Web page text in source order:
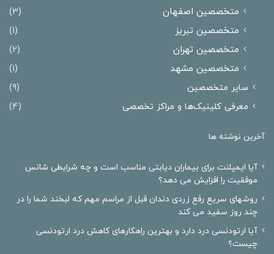
متخصصین اصفهان
(3)
متخصصین تبریز
(1)
متخصصین تهران
(2)
متخصصین مشهد
(1)
سایر متخصصین
(9)
معرفی کلینیک‌ها و مراکز تخصصی
(4)
آخرین نوشته ها
آیا ایمپلنت برای بیماران دیابتی مناسب است و چه شرایطی شانس
موفقیت را افزایش می دهد؟
روشهای سریع رفع زردی دندان قبل از مراسم مهم که لبخند شما را در
چند روز سفید می کند
آیا ارتودنسی درد دارد و بهترین راهکارهای کاهش درد ارتودنسی
چیست؟